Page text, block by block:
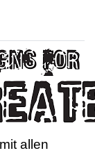
allen